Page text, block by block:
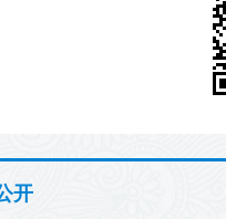
开